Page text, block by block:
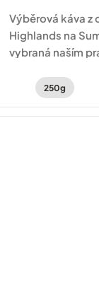
Výběrová káva z
Highlands na
vybraná naším
250g